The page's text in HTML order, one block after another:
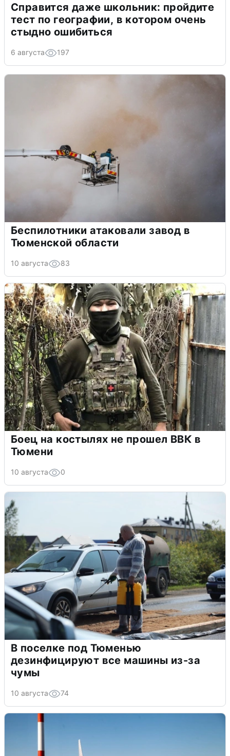
Справится даже школьник: пройдите
тест по географии, в котором очень
стыдно ошибиться
6 августа 197
Беспилотники атаковали завод в
Тюменской области
10 августа 83
Боец на костылях не прошел ВВК в
Тюмени
10 августа 0
В поселке под Тюменью
дезинфицируют все машины из-за
чумы
10 августа 74